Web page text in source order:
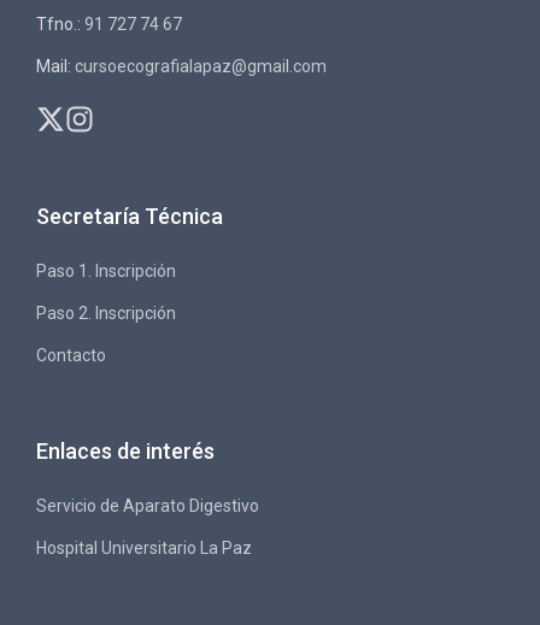
Tfno.: 91 727 74 67
Mail: cursoecografialapaz@gmail.com
Secretaría Técnica
Paso 1. Inscripción
Paso 2. Inscripción
Contacto
Enlaces de interés
Servicio de Aparato Digestivo
Hospital Universitario La Paz